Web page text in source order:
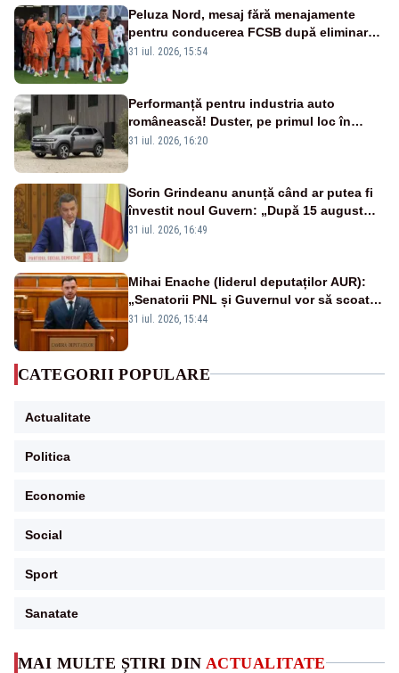
MAI MULTE ȘTIRI DIN ACTUALITATE
Peluza Nord, mesaj fără menajamente
pentru conducerea FCSB după eliminarea
rușinoasă din Conference League
31 iul. 2026, 15:54
Performanță pentru industria auto
românească! Duster, pe primul loc în
topul vânzărilor din Ucraina
31 iul. 2026, 16:20
Sorin Grindeanu anunță când ar putea fi
învestit noul Guvern: „După 15 august
sunt șanse mai mari”
31 iul. 2026, 16:49
Mihai Enache (liderul deputaților AUR):
„Senatorii PNL și Guvernul vor să scoată
la vânzare bunuri publice pentru a stinge
31 iul. 2026, 15:44
CATEGORII POPULARE
Actualitate
Politica
Economie
Social
Sport
Sanatate